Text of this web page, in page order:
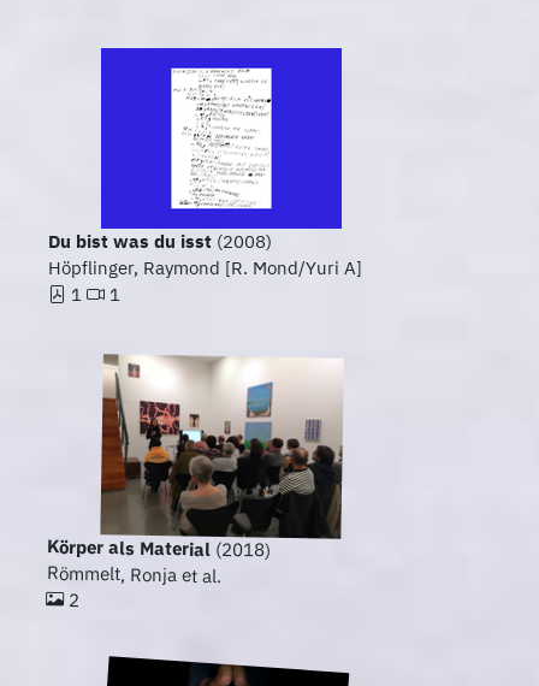
Du bist was du isst (2008)
Höpflinger, Raymond [R. Mond/Yuri A]
1
1
Körper als Material(2018)
Römmelt, Ronja et al.
2